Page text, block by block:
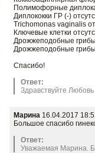
Полимофорные
Диплококки ГР (-)
Trichomonas vaginalis
Ключевые клетки
Дрожжеподобные
Дрожжеподобные
Спасибо!
Ответ:
Здравствуйте
Марина 16.04.2017
Большое спасибо
Ответ:
Уважаемая Марина.